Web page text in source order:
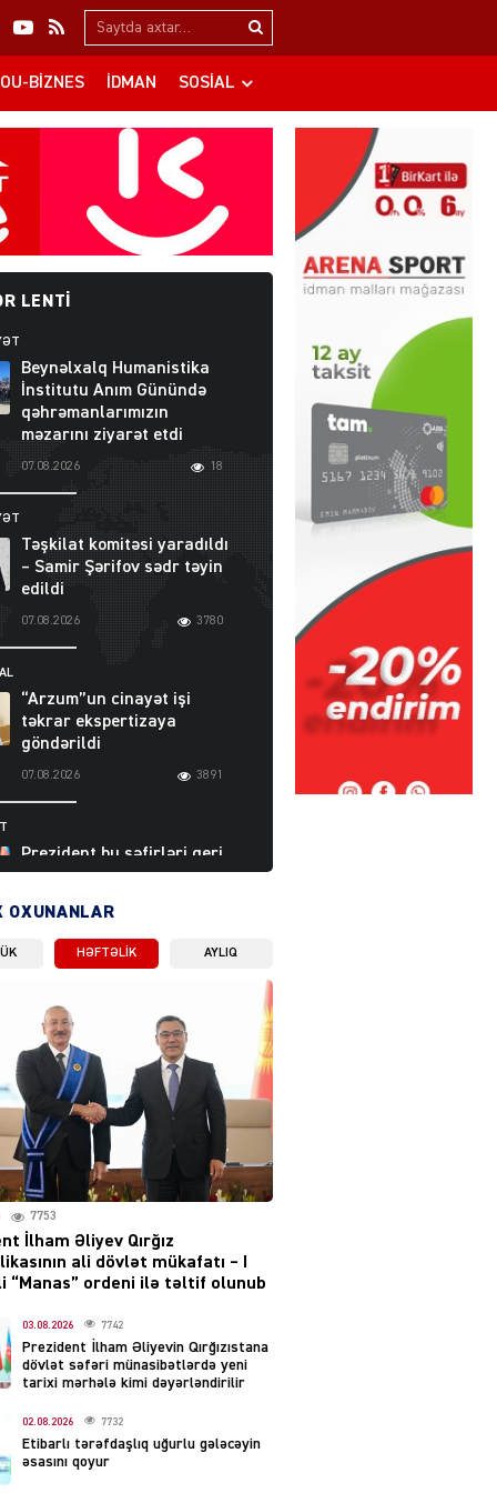
Search…
BIZNES İDMAN SOSIAL
LENTI
Beynəlxalq Humanistika
İnstitutu Anım Günündə
qəhrəmanlarımızın
məzarını ziyarət etdi
07.08.2026 18
Təşkilat komitəsi yaradıldı
– Samir Şərifov sədr təyin
edildi
07.08.2026 3780
“Arzum”un cinayət işi
təkrar ekspertizaya
göndərildi
07.08.2026 3891
Prezident bu səfirləri geri
çağırdı – Abel
Moskvada güclü partlayış
səsləri eşidildi
07.08.2026 5480
Rusiya-Ukrayna
münaqişəsinin həllində
irəliləyiş var – Tramp
07.08.2026
imzaladı
07.08.2026 5482
Tehran və İrəvandan
“Tramp yolu”na HƏMLƏ –
REAKSİYA
OXUNANLAR
HƏFTƏLIK AYLIQ
7753
İlham Əliyev Qırğız
ali dövlət mükafatı – I
“Manas” ordeni ilə təltif olunub
03.08.2026 7742
Prezident İlham Əliyevin Qırğızıstana
dövlət səfəri münasibətlərdə yeni
tarixi mərhələ kimi dəyərləndirilir
02.08.2026 7732
Etibarlı tərəfdaşlıq uğurlu gələcəyin
əsasını qoyur